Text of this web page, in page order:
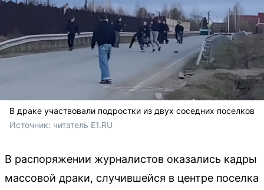
В драке участвовали подростки из двух соседних поселков
Источник: читатель E1.RU
В распоряжении журналистов оказались кадры
массовой драки, случившейся в центре поселка